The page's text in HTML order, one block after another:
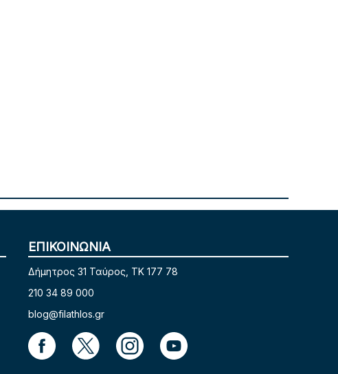
ΕΠΙΚΟΙΝΩΝΙΑ
Δήμητρος 31 Ταύρος, TK 177 78
210 34 89 000
blog@filathlos.gr